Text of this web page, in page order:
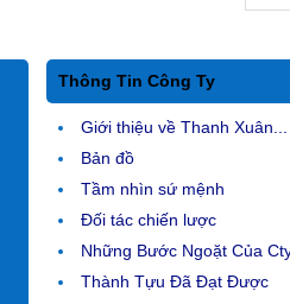
Thông Tin Công Ty
Giới thiệu về Thanh Xuân...
Bản đồ
Tầm nhìn sứ mệnh
Đối tác chiến lược
Những Bước Ngoặt Của
Thành Tựu Đã Đạt Được